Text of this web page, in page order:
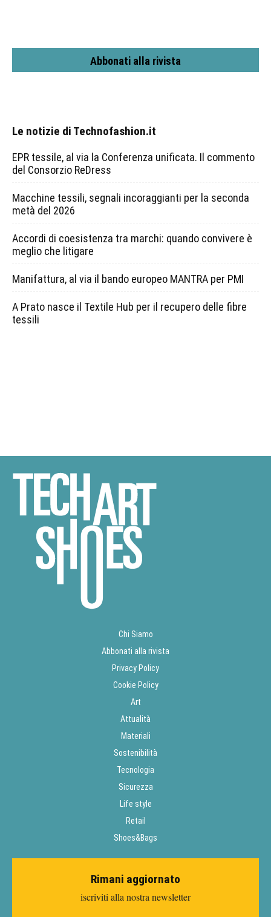
Abbonati alla rivista
Le notizie di Technofashion.it
EPR tessile, al via la Conferenza unificata. Il commento
del Consorzio ReDress
Macchine tessili, segnali incoraggianti per la seconda
metà del 2026
Accordi di coesistenza tra marchi: quando convivere è
meglio che litigare
Manifattura, al via il bando europeo MANTRA per PMI
A Prato nasce il Textile Hub per il recupero delle fibre
tessili
Chi Siamo
Abbonati alla rivista
Privacy Policy
Cookie Policy
Art
Attualità
Materiali
Sostenibilità
Tecnologia
Sicurezza
Life style
Retail
Shoes&Bags
Rimani aggiornato
iscriviti alla nostra newsletter